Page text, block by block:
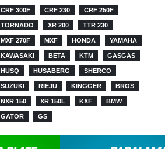
CRF 300F CRF 230 CRF 250F
TORNADO XR 200 TTR 230
MXF 270F MXF HONDA YAMAHA
KAWASAKI BETA KTM GASGAS
HUSQ HUSABERG SHERCO
SUZUKI RIEJU KINGGER BROS
NXR 150 XR 150L KXF BMW
GATOR GS